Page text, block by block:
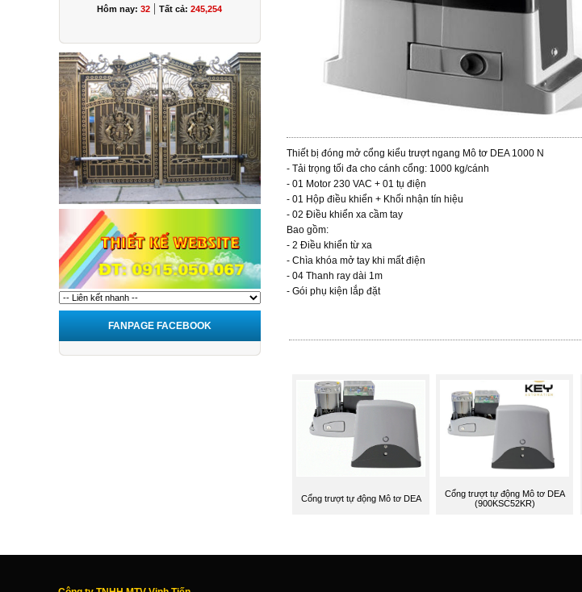
Hôm nay: 32 | Tất cả: 245,254
FANPAGE FACEBOOK
Thiết bị đóng mở cổng kiểu trượt ngang Mô tơ DEA 1000 N
- Tải trọng tối đa cho cánh cổng: 1000 kg/cánh
- 01 Motor 230 VAC + 01 tụ điện
- 01 Hộp điều khiển + Khối nhận tín hiệu
- 02 Điều khiển xa cầm tay
Bao gồm:
- 2 Điều khiển từ xa
- Chìa khóa mở tay khi mất điện
- 04 Thanh ray dài 1m
- Gói phụ kiện lắp đặt
Cổng trượt tự động Mô tơ DEA
Cổng trượt tự động Mô tơ DEA
(900KSC52KR)